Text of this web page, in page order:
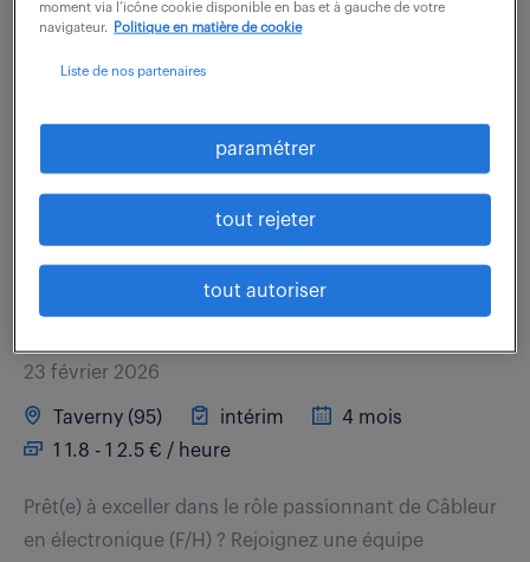
Intégré à une unité de production, vous réalisez les
produits séries conformément aux gammes de
voir l'offre
cableur en électronique (f/h)
23 février 2026
Taverny (95) intérim
4 mois
1 1.8 - 1 2.5 € / heure
Prêt(e) à exceller dans le rôle passionnant de Câbleur
en électronique (F/H) ? Rejoignez une équipe
moment via l’icône cookie disponible en bas et à gauche de votre
navigateur.
Politique en matière de cookie
Liste de nos partenaires
paramétrer
tout rejeter
tout autoriser